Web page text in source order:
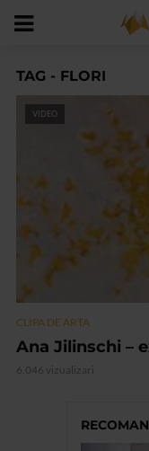
TAG - FLORI
VIDEO
CLIPA DE ARTA
Ana Jilinschi –
6.046 vizualizari